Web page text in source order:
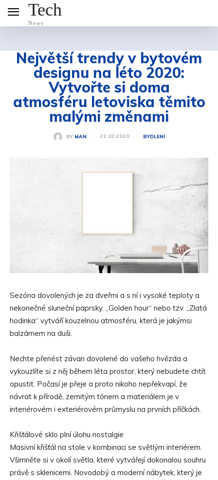
Tech
News
Největší trendy v bytovém
designu na léto 2020:
Vytvořte si doma
atmosféru letoviska těmito
malými změnami
BY MAN 22.10.2020 BYDLENÍ
Sezóna dovolených je za dveřmi a s ní i vysoké teploty a
nekonečné sluneční paprsky. „Golden hour“ nebo tzv. „Zlatá
hodinka“ vytváří kouzelnou atmosféru, která je jakýmsi
balzámem na duši.
Nechte přenést závan dovolené do vašeho hvězda a
vykouzlíte si z něj během léta prostor, který nebudete chtít
opustit. Počasí je přeje a proto nikoho nepřekvapí, že
návrat k přírodě, zemitým tónem a materiálem je v
interiérovém i exteriérovém průmyslu na prvních příčkách.
Křišťálové sklo plní úlohu nostalgie
Masivní křišťál na stole v kombinaci se světlým interiérem.
Všimněte si v okolí světla, které vytvářejí dokonalou souhru
právě s sklenicemi. Novodobý a moderní nábytek, který je